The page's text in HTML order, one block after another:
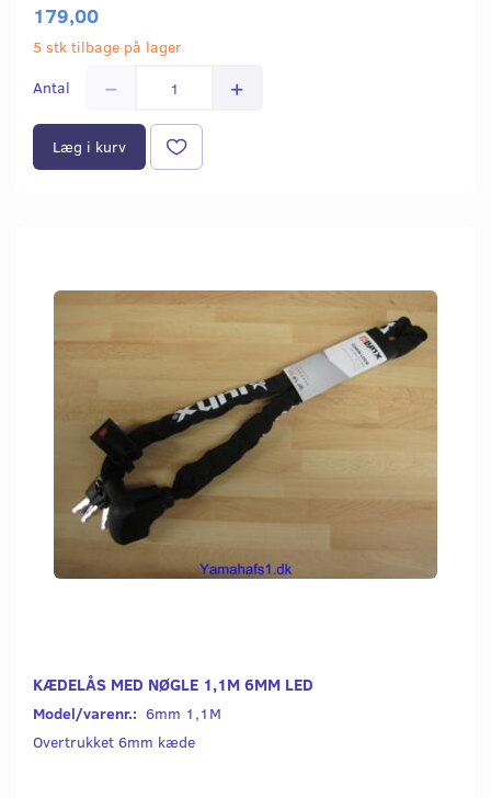
179,00
5 stk tilbage på lager
Antal
Læg i kurv
KÆDELÅS MED NØGLE 1,1M 6MM LED
Model/varenr.: 6mm 1,1M
Overtrukket 6mm kæde